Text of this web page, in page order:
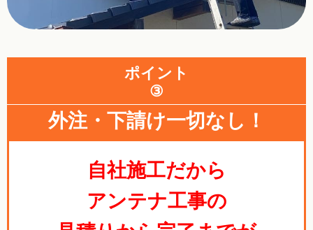
ポイント
③
外注・下請け一切なし！
自社施工だから
アンテナ工事の